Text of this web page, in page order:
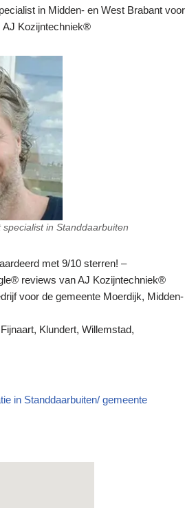
in Midden- en West Brabant voor
AJ Kozijntechniek®
in Standdaarbuiten
met 9/10 sterren! –
reviews van AJ Kozijntechniek®
voor de gemeente Moerdijk, Midden-
Klundert, Willemstad,
in Standdaarbuiten/ gemeente